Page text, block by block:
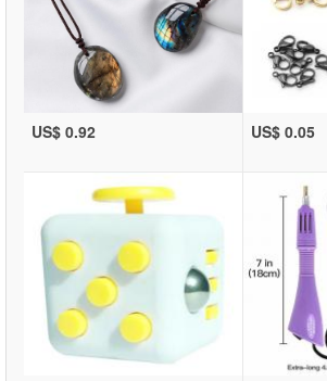
US$ 0.92 US$ 0.05